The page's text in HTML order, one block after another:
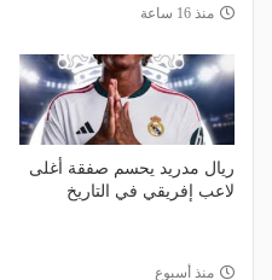
منذ 16 ساعة
ريال مدريد يحسم صفقة أغلى
لاعب إفريقي في التاريخ
منذ أسبوع